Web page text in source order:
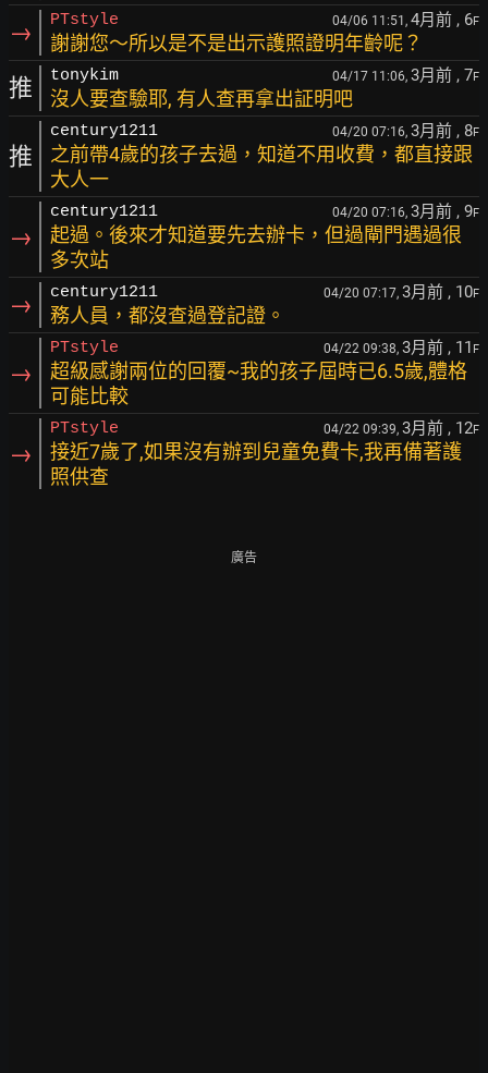
→ PTstyle 04/06 11:51, 4月前 , 6F
謝謝您～所以是不是出示護照證明年齡呢？
推 tonykim 04/17 11:06, 3月前 , 7F
沒人要查驗耶, 有人查再拿出証明吧
推
century1211 04/20 07:16, 3月前 , 8F
之前帶4歲的孩子去過，知道不用收費，都直接跟
大人一
→
century1211 04/20 07:16, 3月前 , 9F
起過。後來才知道要先去辦卡，但過閘門遇過很
多次站
→ century1211 04/20 07:17, 3月前 , 10F
務人員，都沒查過登記證。
→
PTstyle 04/22 09:38, 3月前 , 11 F
超級感謝兩位的回覆~我的孩子屆時已6.5歲,體格
可能比較
→
PTstyle 04/22 09:39, 3月前 , 12F
接近7歲了,如果沒有辦到兒童免費卡,我再備著護
照供查
廣告